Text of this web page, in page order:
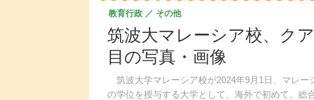
筑波大マレーシア校、ク
目の写真・画像
筑波大学マレーシア校が2024年9月1日、マレー
の学位を授与する大学として、海外で初めて。総
教育行政 その他